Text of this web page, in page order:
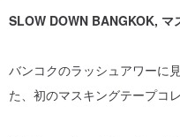
SLOW DOWN BANGKOK, マ
バンコクのラッシュアワーに
た、初のマスキングテープコ